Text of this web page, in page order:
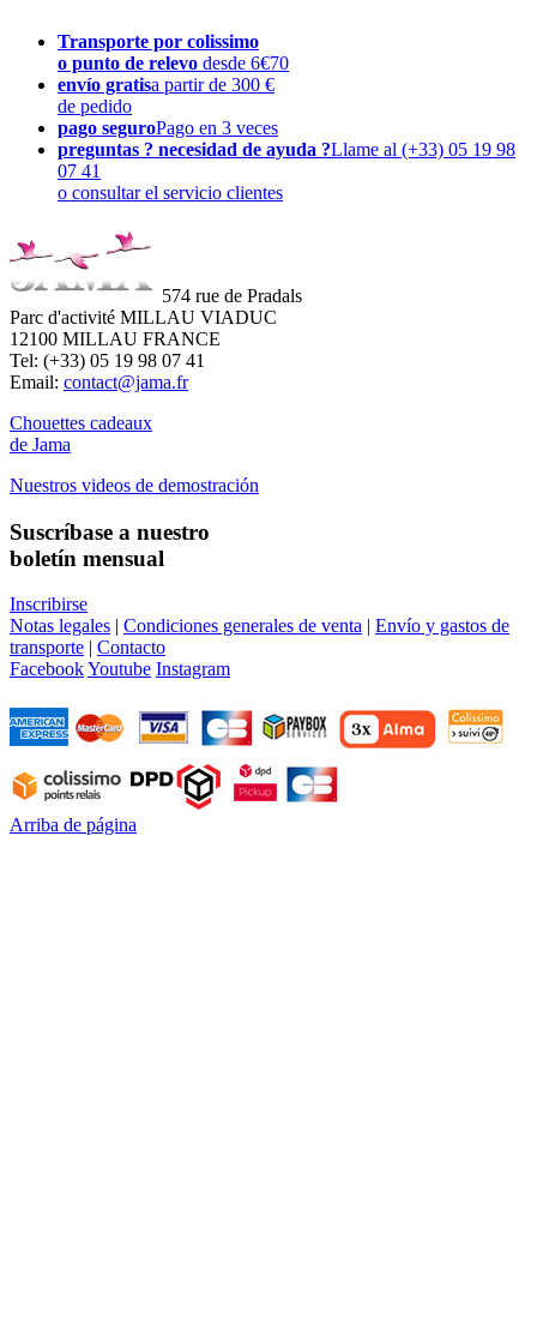
Transporte por colissimo
o punto de relevo desde 6€70
envío gratisa partir de 300 €
de pedido
pago seguroPago en 3 veces
preguntas ? necesidad de ayuda ?Llame al (+33) 05 19 98
07 41
o consultar el servicio clientes
574 rue de Pradals
Parc d'activité MILLAU VIADUC
12100 MILLAU FRANCE
Tel: (+33) 05 19 98 07 41
Email: contact@jama.fr
Chouettes cadeaux
de Jama
Nuestros videos de demostración
Suscríbase a nuestro
boletín mensual
Inscribirse
Notas legales | Condiciones generales de venta | Envío y gastos de
transporte | Contacto
FacebookYoutube Instagram
Arriba de página